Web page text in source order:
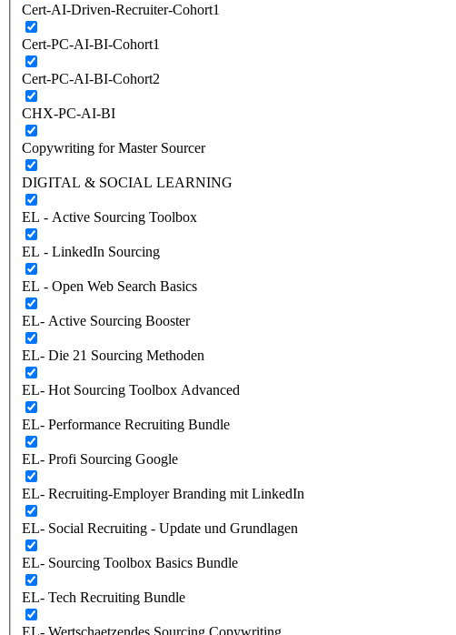
Cert-AI-Driven-Recruiter-Cohort1
Cert-PC-AI-BI-Cohort1
Cert-PC-AI-BI-Cohort2
CHX-PC-AI-BI
Copywriting for Master Sourcer
DIGITAL & SOCIAL LEARNING
EL - Active Sourcing Toolbox
EL - LinkedIn Sourcing
EL - Open Web Search Basics
EL- Active Sourcing Booster
EL- Die 21 Sourcing Methoden
EL- Hot Sourcing Toolbox Advanced
EL- Performance Recruiting Bundle
EL- Profi Sourcing Google
EL- Recruiting-Employer Branding mit LinkedIn
EL- Social Recruiting - Update und Grundlagen
EL- Sourcing Toolbox Basics Bundle
EL- Tech Recruiting Bundle
EL- Wertschaetzendes Sourcing Copywriting